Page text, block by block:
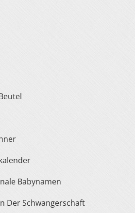
Babynamen
Der Schwangerschaft